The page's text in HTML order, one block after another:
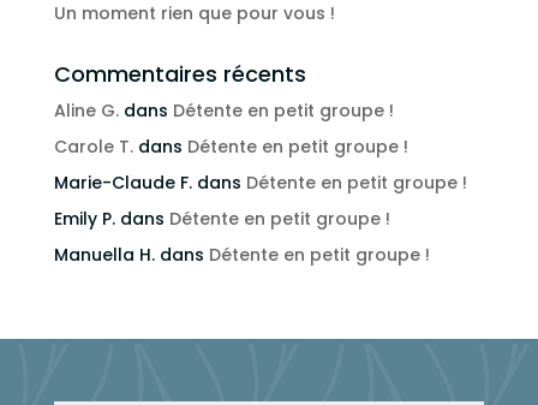
Un moment rien que pour vous !
Commentaires récents
Aline G.dans Détente en petit groupe !
Carole T.dans Détente en petit groupe !
Marie-Claude F.dans Détente en petit groupe !
Emily P.dans Détente en petit groupe !
Manuella H.dans Détente en petit groupe !